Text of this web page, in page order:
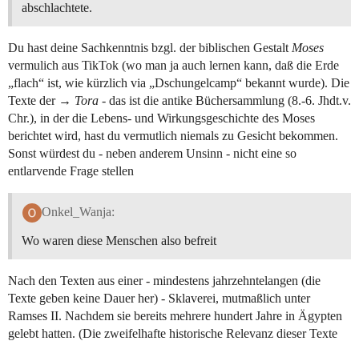
abschlachtete.
Du hast deine Sachkenntnis bzgl. der biblischen GestaltMoses
vermulich aus TikTok (wo man ja auch lernen kann, daß die Erde
„flach“ ist, wie kürzlich via „Dschungelcamp“ bekannt wurde). Die
Texte der → Tora - das ist die antike Büchersammlung (8.-6. Jhdt.v.
Chr.), in der die Lebens- und Wirkungsgeschichte des Moses
berichtet wird, hast du vermutlich niemals zu Gesicht bekommen.
Sonst würdest du - neben anderem Unsinn - nicht eine so
entlarvende Frage stellen
Onkel_Wanja:
Wo waren diese Menschen also befreit
Nach den Texten aus einer - mindestens jahrzehntelangen (die
Texte geben keine Dauer her) - Sklaverei, mutmaßlich unter
Ramses II. Nachdem sie bereits mehrere hundert Jahre in Ägypten
gelebt hatten. (Die zweifelhafte historische Relevanz dieser Texte